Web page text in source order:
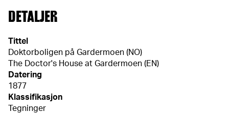
DETALJER
Tittel
Doktorboligen på Gardermoen (NO)
The Doctor's House at Gardermoen (EN)
Datering
1877
Klassifikasjon
Tegninger